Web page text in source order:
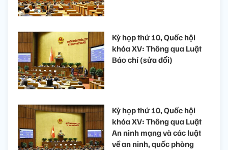
Kỳ họp thứ 10, Quốc hội
khóa XV: Thông qua Luật
Báo chí (sửa đổi)
Kỳ họp thứ 10, Quốc hội
khóa XV: Thông qua Luật
An ninh mạng và các luật
về an ninh, quốc phòng